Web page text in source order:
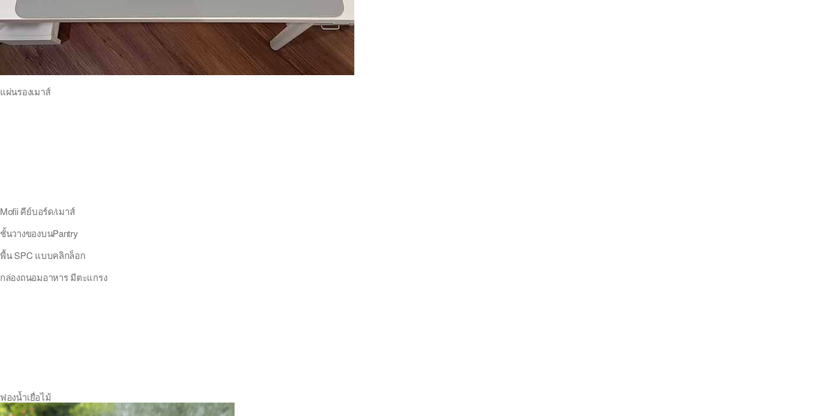
แผ่นรองเมาส์
Mofii คีย์บอร์ด/เมาส์
ชั้นวางของบนPantry
พื้น SPC แบบคลิกล็อก
กล่องถนอมอาหาร มีตะแกรง
ฟองน้ำเยื่อไม้